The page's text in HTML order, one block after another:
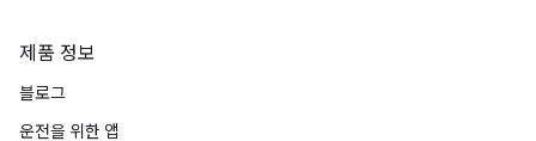
제품 정보
블로그
운전을 위한 앱